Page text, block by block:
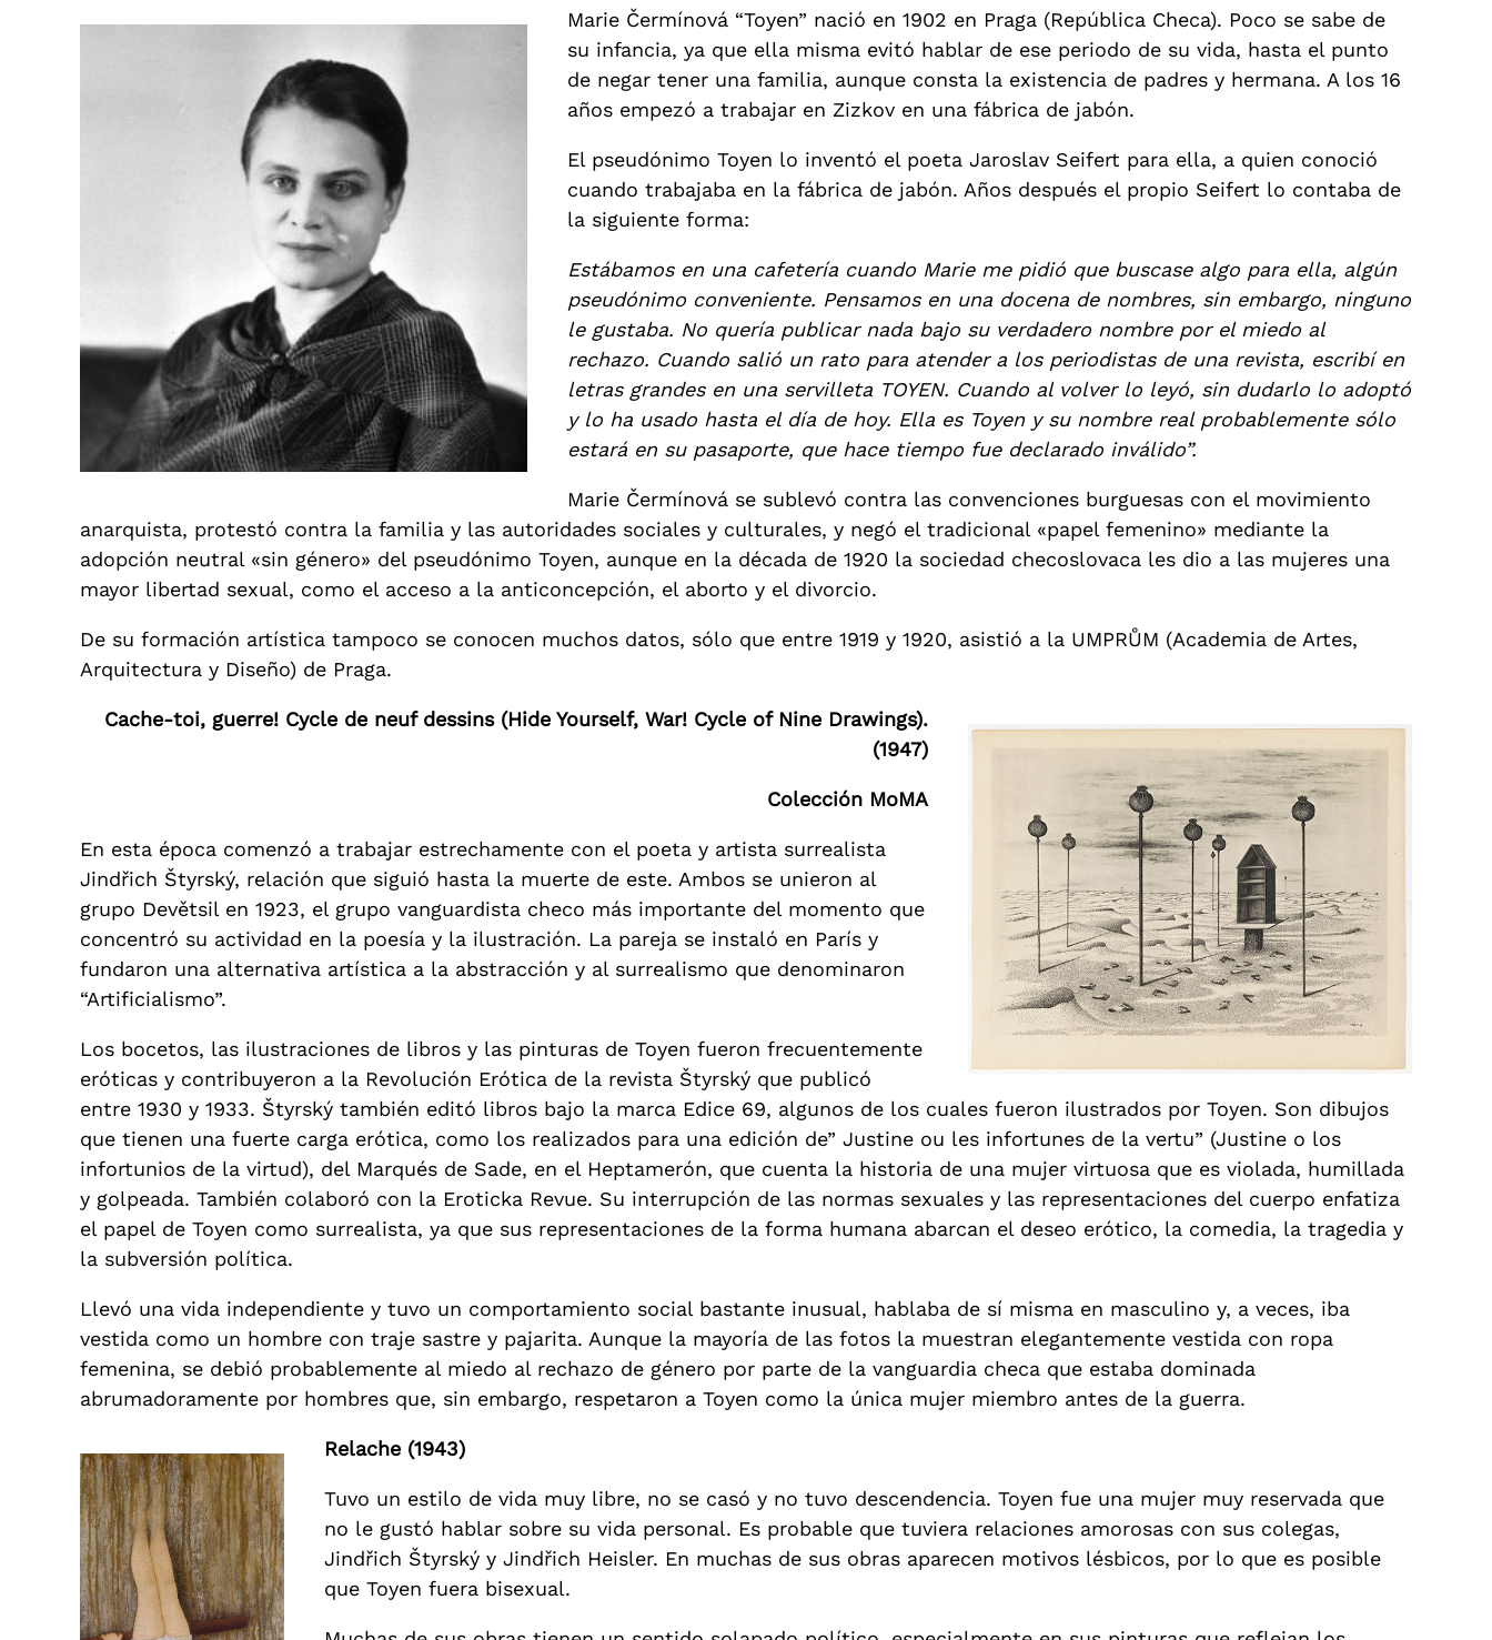
Marie Čermínová “Toyen” nació en 1902 en Praga (República Checa). Poco se sabe de
su infancia, ya que ella misma evitó hablar de ese periodo de su vida, hasta el punto
de negar tener una familia, aunque consta la existencia de padres y hermana. A los 16
años empezó a trabajar en Zizkov en una fábrica de jabón.
El pseudónimo Toyen lo inventó el poeta Jaroslav Seifert para ella, a quien conoció
cuando trabajaba en la fábrica de jabón. Años después el propio Seifert lo contaba de
la siguiente forma:
Estábamos en una cafetería cuando Marie me pidió que buscase algo para ella, algún
pseudónimo conveniente. Pensamos en una docena de nombres, sin embargo, ninguno
le gustaba. No quería publicar nada bajo su verdadero nombre por el miedo al
rechazo. Cuando salió un rato para atender a los periodistas de una revista, escribí en
letras grandes en una servilleta TOYEN. Cuando al volver lo leyó, sin dudarlo lo adoptó
y lo ha usado hasta el día de hoy. Ella es Toyen y su nombre real probablemente sólo
estará en su pasaporte, que hace tiempo fue declarado inválido”.
Marie Čermínová se sublevó contra las convenciones burguesas con el movimiento
anarquista, protestó contra la familia y las autoridades sociales y culturales, y negó el tradicional «papel femenino» mediante la
adopción neutral «sin género» del pseudónimo Toyen, aunque en la década de 1920 la sociedad checoslovaca les dio a las mujeres una
mayor libertad sexual, como el acceso a la anticoncepción, el aborto y el divorcio.
De su formación artística tampoco se conocen muchos datos, sólo que entre 1919 y 1920, asistió a la UMPRŮM (Academia de Artes,
Arquitectura y Diseño) de Praga.
Cache-toi, guerre! Cycle de neuf dessins (Hide Yourself, War! Cycle of Nine Drawings).
(1947)
Colección MoMA
En esta época comenzó a trabajar estrechamente con el poeta y artista surrealista
Jindřich Štyrský, relación que siguió hasta la muerte de este. Ambos se unieron al
grupo Devětsil en 1923, el grupo vanguardista checo más importante del momento que
concentró su actividad en la poesía y la ilustración. La pareja se instaló en París y
fundaron una alternativa artística a la abstracción y al surrealismo que denominaron
“Artificialismo”.
Los bocetos, las ilustraciones de libros y las pinturas de Toyen fueron frecuentemente
eróticas y contribuyeron a la Revolución Erótica de la revista Štyrský que publicó
entre 1930 y 1933. Štyrský también editó libros bajo la marca Edice 69, algunos de los cuales fueron ilustrados por Toyen. Son dibujos
que tienen una fuerte carga erótica, como los realizados para una edición de” Justine ou les infortunes de la vertu” (Justine o los
infortunios de la virtud), del Marqués de Sade, en el Heptamerón, que cuenta la historia de una mujer virtuosa que es violada, humillada
y golpeada. También colaboró con la Eroticka Revue. Su interrupción de las normas sexuales y las representaciones del cuerpo enfatiza
el papel de Toyen como surrealista, ya que sus representaciones de la forma humana abarcan el deseo erótico, la comedia, la tragedia y
la subversión política.
Llevó una vida independiente y tuvo un comportamiento social bastante inusual, hablaba de sí misma en masculino y, a veces, iba
vestida como un hombre con traje sastre y pajarita. Aunque la mayoría de las fotos la muestran elegantemente vestida con ropa
femenina, se debió probablemente al miedo al rechazo de género por parte de la vanguardia checa que estaba dominada
abrumadoramente por hombres que, sin embargo, respetaron a Toyen como la única mujer miembro antes de la guerra.
Relache (1943)
Tuvo un estilo de vida muy libre, no se casó y no tuvo descendencia. Toyen fue una mujer muy reservada que
no le gustó hablar sobre su vida personal. Es probable que tuviera relaciones amorosas con sus colegas,
Jindřich Štyrský y Jindřich Heisler. En muchas de sus obras aparecen motivos lésbicos, por lo que es posible
que Toyen fuera bisexual.